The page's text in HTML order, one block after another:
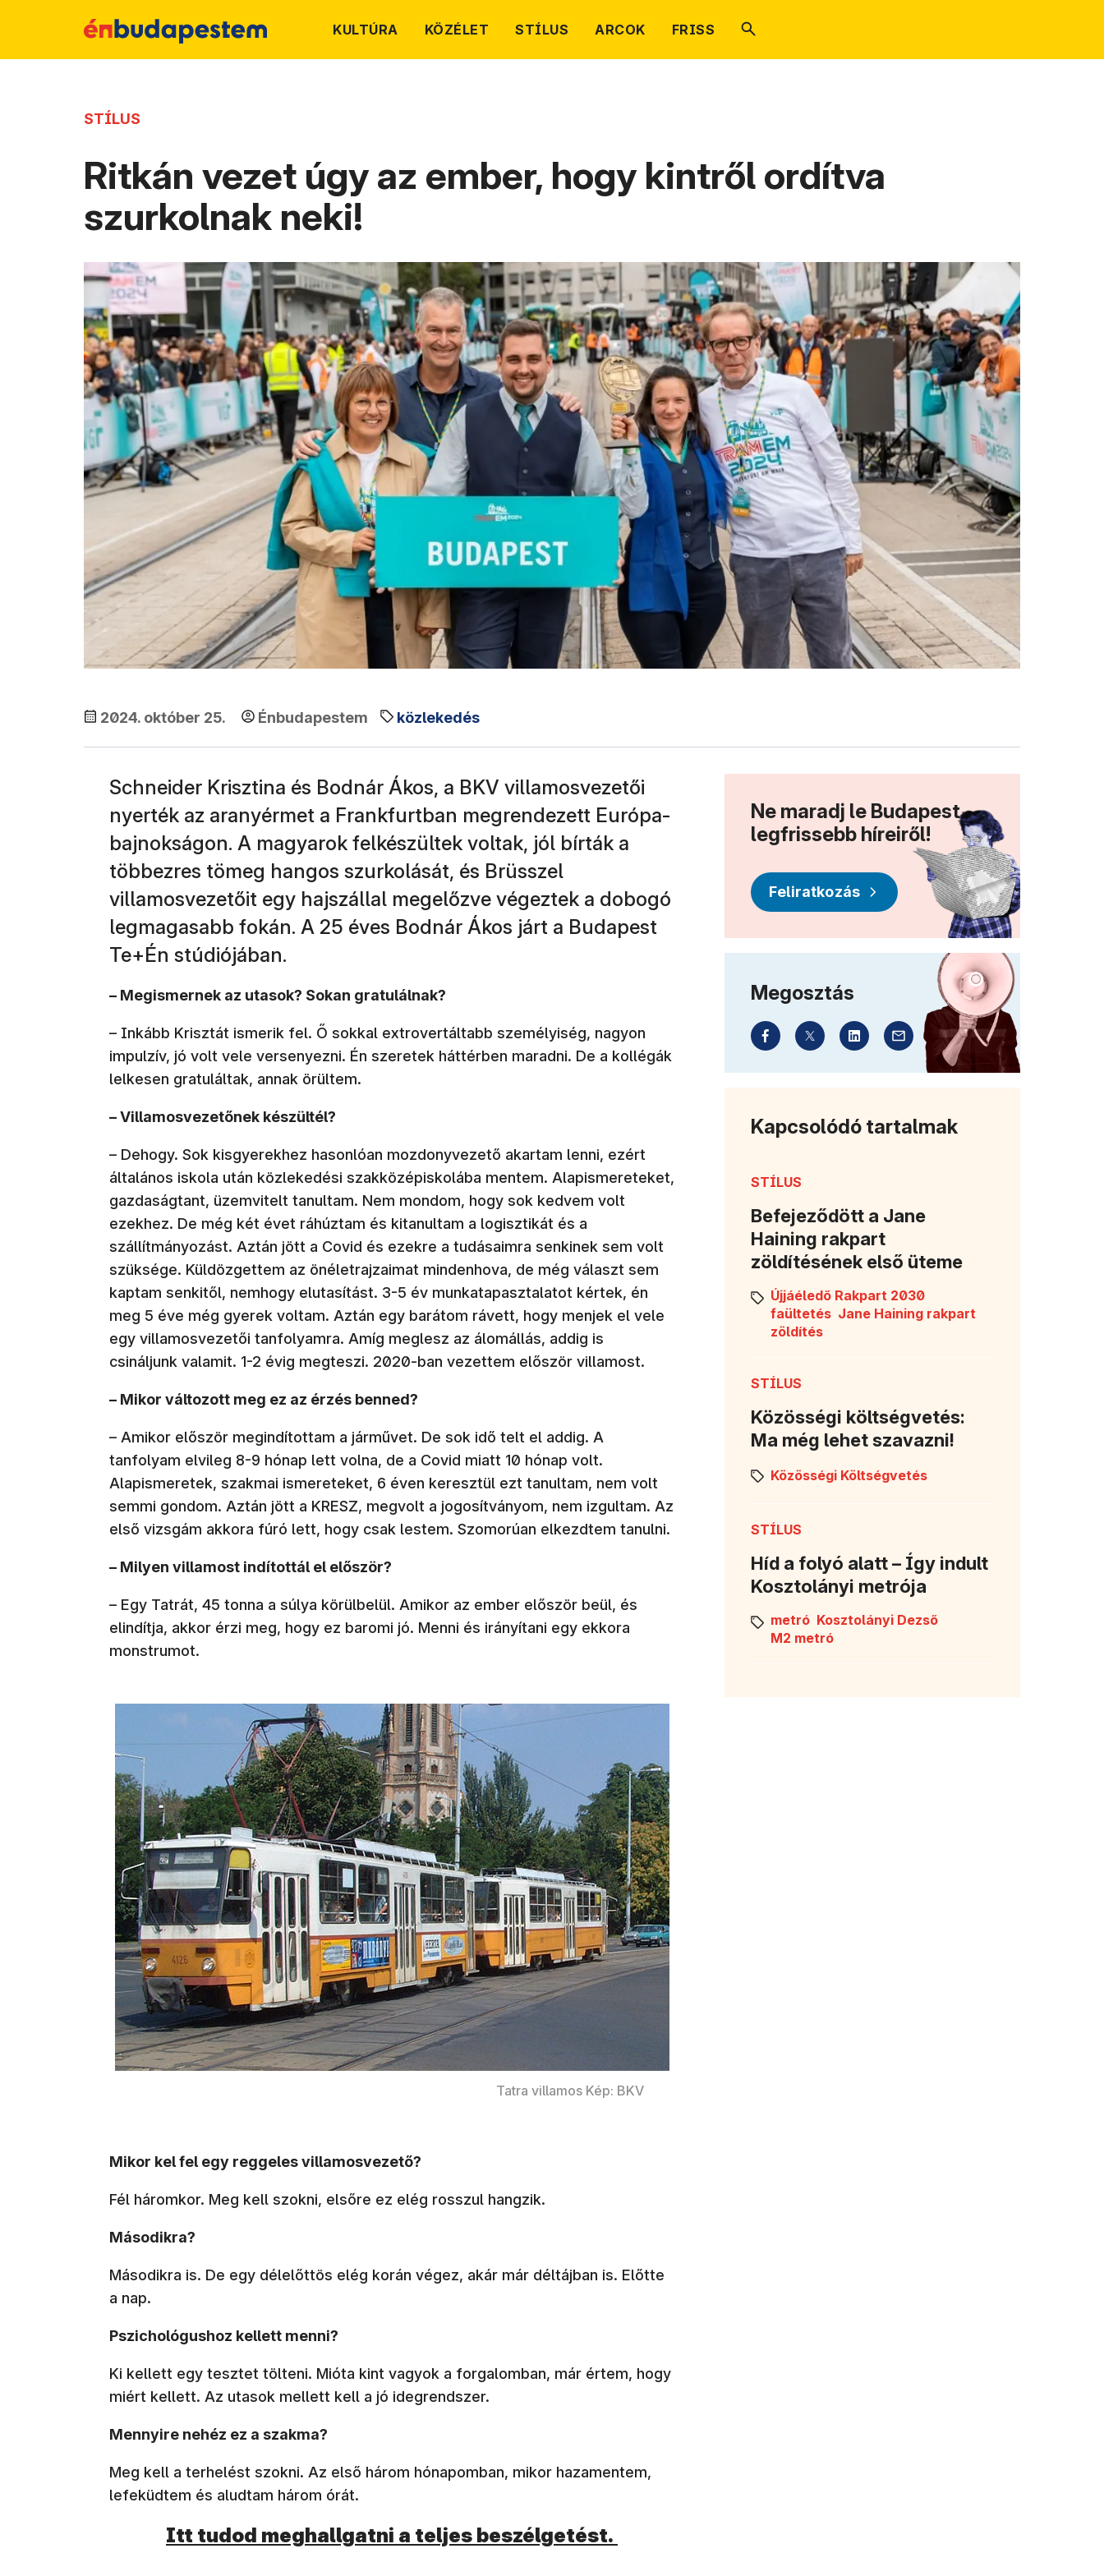
KULTÚRA KÖZÉLET STÍLUS ARCOK FRISS
STÍLUS
Ritkán vezet úgy az ember, hogy kintről ordítva
szurkolnak neki!
2024. október 25. Énbudapestem közlekedés
Schneider Krisztina és Bodnár Ákos, a BKV villamosvezetői
nyerték az aranyérmet a Frankfurtban megrendezett Európa-
bajnokságon. A magyarok felkészültek voltak, jól bírták a
többezres tömeg hangos szurkolását, és Brüsszel
villamosvezetőit egy hajszállal megelőzve végeztek a dobogó
legmagasabb fokán. A 25 éves Bodnár Ákos járt a Budapest
Te+Én stúdiójában.
– Megismernek az utasok? Sokan gratulálnak?
– Inkább Krisztát ismerik fel. Ő sokkal extrovertáltabb személyiség, nagyon
impulzív, jó volt vele versenyezni. Én szeretek háttérben maradni. De a kollégák
lelkesen gratuláltak, annak örültem.
– Villamosvezetőnek készültél?
– Dehogy. Sok kisgyerekhez hasonlóan mozdonyvezető akartam lenni, ezért
általános iskola után közlekedési szakközépiskolába mentem. Alapismereteket,
gazdaságtant, üzemvitelt tanultam. Nem mondom, hogy sok kedvem volt
ezekhez. De még két évet ráhúztam és kitanultam a logisztikát és a
szállítmányozást. Aztán jött a Covid és ezekre a tudásaimra senkinek sem volt
szüksége. Küldözgettem az önéletrajzaimat mindenhova, de még választ sem
kaptam senkitől, nemhogy elutasítást. 3-5 év munkatapasztalatot kértek, én
meg 5 éve még gyerek voltam. Aztán egy barátom rávett, hogy menjek el vele
egy villamosvezetői tanfolyamra. Amíg meglesz az álomállás, addig is
csináljunk valamit. 1-2 évig megteszi. 2020-ban vezettem először villamost.
– Mikor változott meg ez az érzés benned?
– Amikor először megindítottam a járművet. De sok idő telt el addig. A
tanfolyam elvileg 8-9 hónap lett volna, de a Covid miatt 10 hónap volt.
Alapismeretek, szakmai ismereteket, 6 éven keresztül ezt tanultam, nem volt
semmi gondom. Aztán jött a KRESZ, megvolt a jogosítványom, nem izgultam. Az
első vizsgám akkora fúró lett, hogy csak lestem. Szomorúan elkezdtem tanulni.
– Milyen villamost indítottál el először?
– Egy Tatrát, 45 tonna a súlya körülbelül. Amikor az ember először beül, és
elindítja, akkor érzi meg, hogy ez baromi jó. Menni és irányítani egy ekkora
monstrumot.
Tatra villamos Kép: BKV
Mikor kel fel egy reggeles villamosvezető?
Fél háromkor. Meg kell szokni, elsőre ez elég rosszul hangzik.
Másodikra?
Másodikra is. De egy délelőttös elég korán végez, akár már déltájban is. Előtte
a nap.
Pszichológushoz kellett menni?
Ki kellett egy tesztet tölteni. Mióta kint vagyok a forgalomban, már értem, hogy
miért kellett. Az utasok mellett kell a jó idegrendszer.
Mennyire nehéz ez a szakma?
Meg kell a terhelést szokni. Az első három hónapomban, mikor hazamentem,
lefeküdtem és aludtam három órát.
Itt tudod meghallgatni a teljes beszélgetést.
Ne maradj le Budapest
legfrissebb híreiről!
Feliratkozás
Megosztás
Kapcsolódó tartalmak
STÍLUS
Befejeződött a Jane
Haining rakpart
zöldítésének első üteme
Újjáéledő Rakpart 2030
faültetés Jane Haining rakpart
zöldítés
STÍLUS
Közösségi költségvetés:
Ma még lehet szavazni!
Közösségi Költségvetés
STÍLUS
Híd a folyó alatt – Így indult
Kosztolányi metrója
metró Kosztolányi Dezső
M2 metró